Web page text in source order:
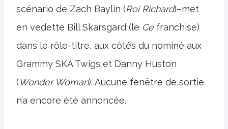
scénario de Zach Baylin (Roi Richard)–met
en vedette Bill Skarsgard (le Cefranchise)
dans le rôle-titre, aux côtés du nominé aux
Grammy SKA Twigs et Danny Huston
(Wonder Woman). Aucune fenêtre de sortie
n’a encore été annoncée.